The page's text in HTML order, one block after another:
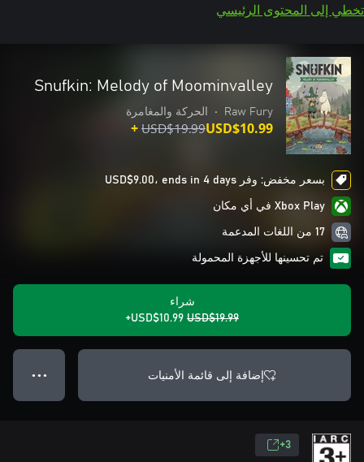
تخطي إلى المحتوى الرئيسي
Snufkin: Melody of Moominvalley
Raw Fury
• الحركة والمغامرة
USD$19.99USD$10.99+
بسعر مخفض: وفر USD$9.00، ends in 4 days
Xbox Play في أي مكان
17 من اللغات المدعمة
تم تحسينها للأجهزة المحمولة
شراء
USD$19.99
USD$10.99+
إضافة إلى قائمة الأمنيات ● ● ●
3+